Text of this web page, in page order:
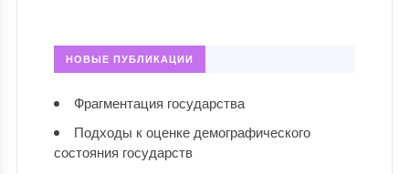
НОВЫЕ ПУБЛИКАЦИИ
Фрагментация государства
Подходы к оценке демографического
состояния государств